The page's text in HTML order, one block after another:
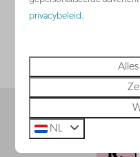
Adres
Veilig betalen
privacybeleid.
NL